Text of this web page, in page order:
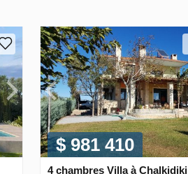
$ 981 410
4 chambres Villa à